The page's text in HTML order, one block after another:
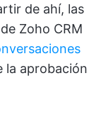
de ahí, las
Zoho CRM
la aprobación